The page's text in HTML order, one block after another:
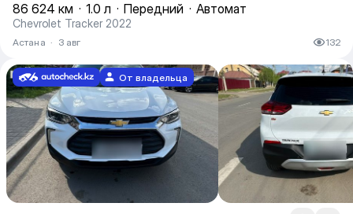
86 624 км · 1.0 л · Передний · Автомат
Chevrolet Tracker 2022
Астана · 3 авг 132
От владельца